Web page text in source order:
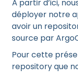
À partir d’ici,
déployer notre
avoir un
source par
Pour cette
repository que